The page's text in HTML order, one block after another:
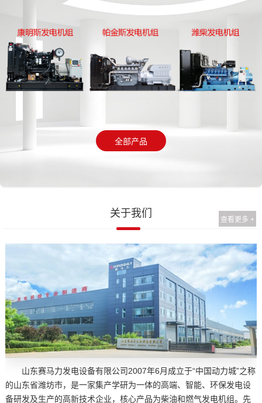
全部产品
关于我们
查看更多 +
山东赛马力发电设备有限公司2007年6月成立于“中国动力城”之称
的山东省潍坊市，是一家集产学研为一体的高端、智能、环保发电设
备研发及生产的高新技术企业，核心产品为柴油和燃气发电机组。先